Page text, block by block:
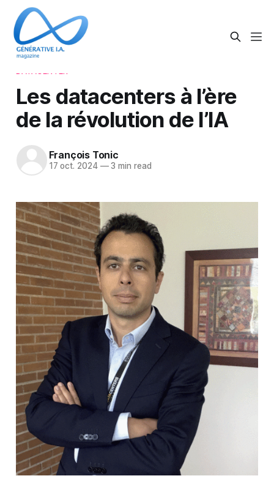
Les datacenters à l’ère
de la révolution de l’IA
François Tonic
17 oct. 2024 —3 min read